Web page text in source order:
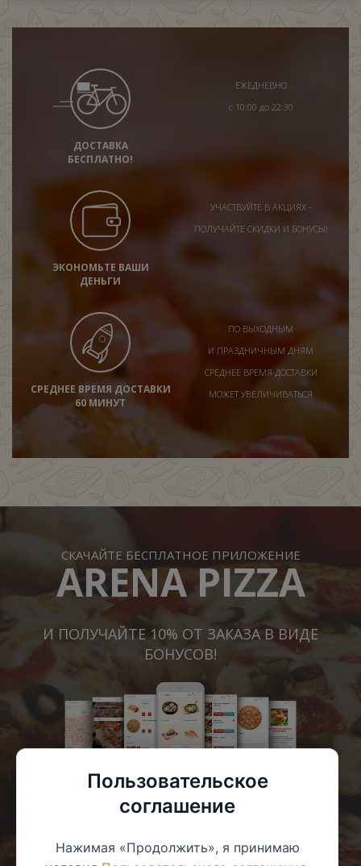
ДОСТАВКА
БЕСПЛАТНО!
ЕЖЕДНЕВНО
с 10:00 до 22:30
ЭКОНОМЬТЕ ВАШИ
ДЕНЬГИ
УЧАСТВУЙТЕ В АКЦИЯХ -
ПОЛУЧАЙТЕ СКИДКИ И БОНУСЫ!
СРЕДНЕЕ ВРЕМЯ ДОСТАВКИ
60 МИНУТ
ПО ВЫХОДНЫМ
И ПРАЗДНИЧНЫМ ДНЯМ
СРЕДНЕЕ ВРЕМЯ ДОСТАВКИ
МОЖЕТ УВЕЛИЧИВАТЬСЯ
СКАЧАЙТЕ БЕСПЛАТНОЕ ПРИЛОЖЕНИЕ
ARENA PIZZA
И ПОЛУЧАЙТЕ 10% ОТ ЗАКАЗА В ВИДЕ
БОНУСОВ!
Пользовательское
соглашение
Нажимая «Продолжить», я принимаю